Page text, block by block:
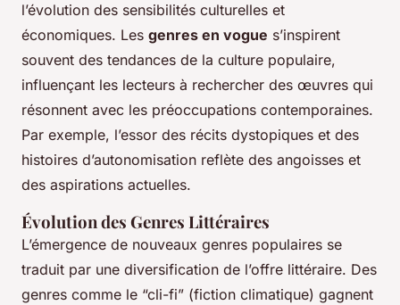
l’évolution des sensibilités culturelles et
économiques. Les genres en vogue s’inspirent
souvent des tendances de la culture populaire,
influençant les lecteurs à rechercher des œuvres qui
résonnent avec les préoccupations contemporaines.
Par exemple, l’essor des récits dystopiques et des
histoires d’autonomisation reflète des angoisses et
des aspirations actuelles.
Évolution des Genres Littéraires
L’émergence de nouveaux genres populaires se
traduit par une diversification de l’offre littéraire. Des
genres comme le “cli-fi” (fiction climatique) gagnent